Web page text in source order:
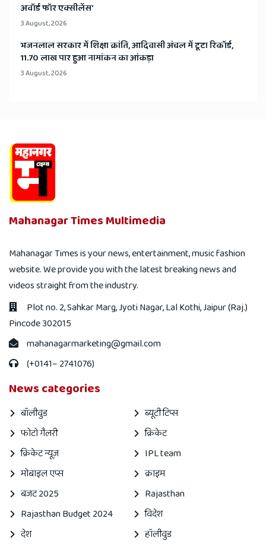
अवॉर्ड फॉर एक्सीलेंस'
3 August, 2026
भजनलाल सरकार में शिक्षा क्रांति, आदिवासी अंचल में टूटा रिकॉर्ड,
11.70 लाख पार हुआ नामांकन का आंकड़ा
3 August, 2026
Mahanagar Times Multimedia
Mahanagar Times is your news, entertainment, music fashion
website. We provide you with the latest breaking news and
videos straight from the industry.
Plot no. 2, Sahkar Marg, Jyoti Nagar, Lal Kothi, Jaipur (Raj.)
Pincode 302015
mahanagarmarketing@gmail.com
(+0141– 2741076)
News categories
बॉलीवुड
ब्यूटी टिप्स
फोटो गैलरी
क्रिकेट
क्रिकेट न्यूज़
IPL team
मोबाइल एप्स
क्राइम
बजट 2025
Rajasthan
Rajasthan Budget 2024
विदेश
देश
हॉलीवुड